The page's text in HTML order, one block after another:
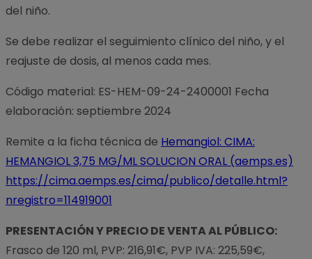
del niño.
Se debe realizar el seguimiento clínico del niño, y el
reajuste de dosis, al menos cada mes.
Código material: ES-HEM-09-24-2400001 Fecha
elaboración: septiembre 2024
Remite a la ficha técnica de Hemangiol: CIMA:
HEMANGIOL 3,75 MG/ML SOLUCION ORAL (aemps.es)
https://cima.aemps.es/cima/publico/detalle.html?
nregistro=114919001
PRESENTACIÓN Y PRECIO DE VENTA AL PÚBLICO:
Frasco de 120 ml, PVP: 216,91€, PVP IVA: 225,59€,